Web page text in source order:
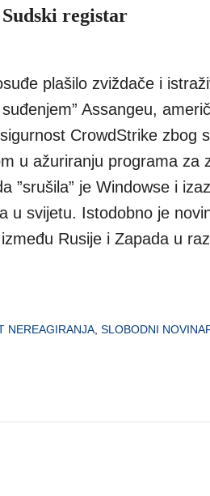
registar
plašilo zviždače i
Assangeu,
CrowdStrike zbog
u ažuriranju programa za
”srušila” je Windowse i
u svijetu. Istodobno je
Rusije i Zapada u
NEREAGIRANJA SLOBODNI